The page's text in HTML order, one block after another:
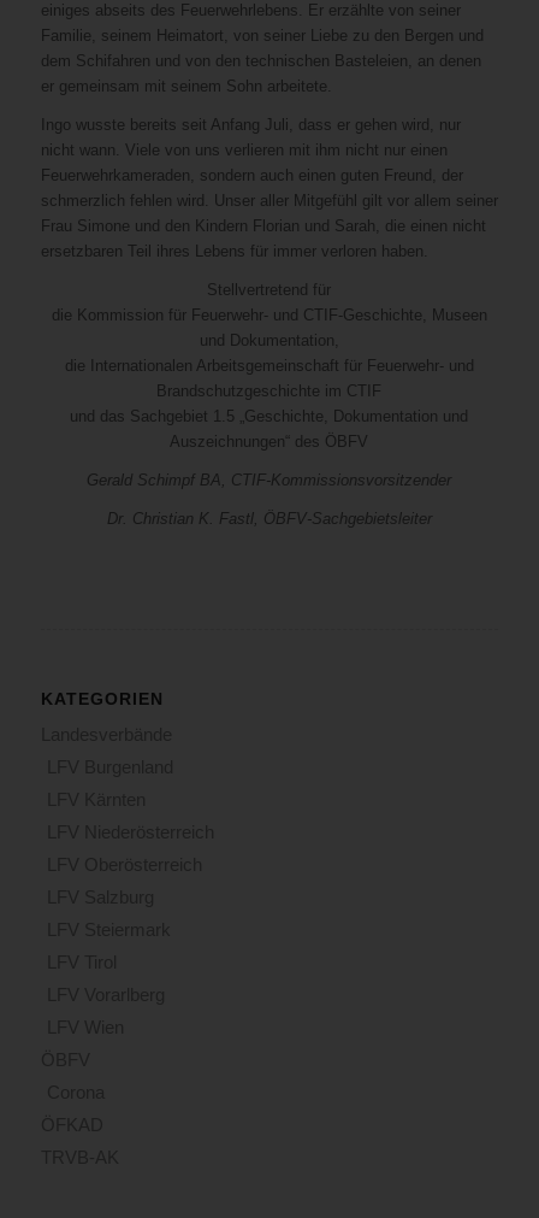
einiges abseits des Feuerwehrlebens. Er erzählte von seiner
Familie, seinem Heimatort, von seiner Liebe zu den Bergen und
dem Schifahren und von den technischen Basteleien, an denen
er gemeinsam mit seinem Sohn arbeitete.
Ingo wusste bereits seit Anfang Juli, dass er gehen wird, nur
nicht wann. Viele von uns verlieren mit ihm nicht nur einen
Feuerwehrkameraden, sondern auch einen guten Freund, der
schmerzlich fehlen wird. Unser aller Mitgefühl gilt vor allem seiner
Frau Simone und den Kindern Florian und Sarah, die einen nicht
ersetzbaren Teil ihres Lebens für immer verloren haben.
Stellvertretend für
die Kommission für Feuerwehr- und CTIF-Geschichte, Museen
und Dokumentation,
die Internationalen Arbeitsgemeinschaft für Feuerwehr- und
Brandschutzgeschichte im CTIF
und das Sachgebiet 1.5 „Geschichte, Dokumentation und
Auszeichnungen“ des ÖBFV
Gerald Schimpf BA, CTIF-Kommissionsvorsitzender
Dr. Christian K. Fastl, ÖBFV-Sachgebietsleiter
KATEGORIEN